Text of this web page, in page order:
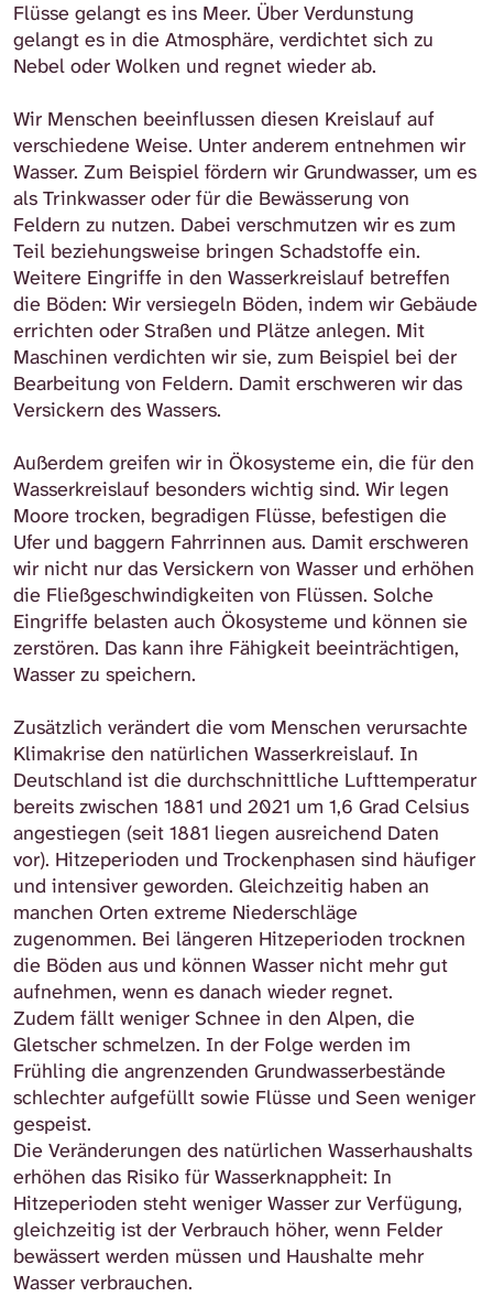
Flüsse gelangt es ins Meer. Über Verdunstung
gelangt es in die Atmosphäre, verdichtet sich zu
Nebel oder Wolken und regnet wieder ab.
Wir Menschen beeinflussen diesen Kreislauf auf
verschiedene Weise. Unter anderem entnehmen wir
Wasser. Zum Beispiel fördern wir Grundwasser, um es
als Trinkwasser oder für die Bewässerung von
Feldern zu nutzen. Dabei verschmutzen wir es zum
Teil beziehungsweise bringen Schadstoffe ein.
Weitere Eingriffe in den Wasserkreislauf betreffen
die Böden: Wir versiegeln Böden, indem wir Gebäude
errichten oder Straßen und Plätze anlegen. Mit
Maschinen verdichten wir sie, zum Beispiel bei der
Bearbeitung von Feldern. Damit erschweren wir das
Versickern des Wassers.
Außerdem greifen wir in Ökosysteme ein, die für den
Wasserkreislauf besonders wichtig sind. Wir legen
Moore trocken, begradigen Flüsse, befestigen die
Ufer und baggern Fahrrinnen aus. Damit erschweren
wir nicht nur das Versickern von Wasser und erhöhen
die Fließgeschwindigkeiten von Flüssen. Solche
Eingriffe belasten auch Ökosysteme und können sie
zerstören. Das kann ihre Fähigkeit beeinträchtigen,
Wasser zu speichern.
Zusätzlich verändert die vom Menschen verursachte
Klimakrise den natürlichen Wasserkreislauf. In
Deutschland ist die durchschnittliche Lufttemperatur
bereits zwischen 1881 und 2021 um 1,6 Grad Celsius
angestiegen (seit 1881 liegen ausreichend Daten
vor). Hitzeperioden und Trockenphasen sind häufiger
und intensiver geworden. Gleichzeitig haben an
manchen Orten extreme Niederschläge
zugenommen. Bei längeren Hitzeperioden trocknen
die Böden aus und können Wasser nicht mehr gut
aufnehmen, wenn es danach wieder regnet.
Zudem fällt weniger Schnee in den Alpen, die
Gletscher schmelzen. In der Folge werden im
Frühling die angrenzenden Grundwasserbestände
schlechter aufgefüllt sowie Flüsse und Seen weniger
gespeist.
Die Veränderungen des natürlichen Wasserhaushalts
erhöhen das Risiko für Wasserknappheit: In
Hitzeperioden steht weniger Wasser zur Verfügung,
gleichzeitig ist der Verbrauch höher, wenn Felder
bewässert werden müssen und Haushalte mehr
Wasser verbrauchen.